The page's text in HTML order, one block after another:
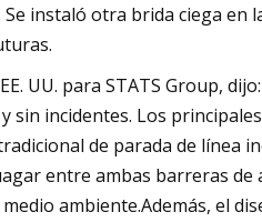
instaló otra brida ciega en
UU. para STATS Group,
sin incidentes. Los
de parada de línea
entre ambas barreras
ambiente.Además, el